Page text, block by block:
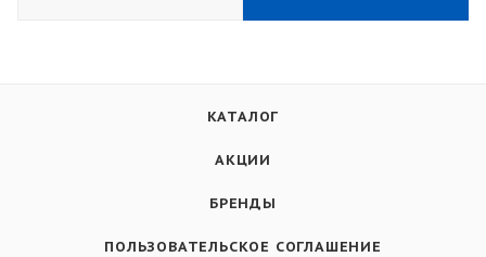
КАТАЛОГ
АКЦИИ
БРЕНДЫ
ПОЛЬЗОВАТЕЛЬСКОЕ СОГЛАШЕНИЕ